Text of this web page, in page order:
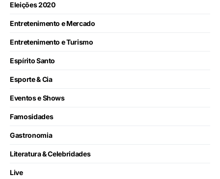
Eleições 2020
Entretenimento e Mercado
Entretenimento e Turismo
Espírito Santo
Esporte & Cia
Eventos e Shows
Famosidades
Gastronomia
Literatura & Celebridades
Live